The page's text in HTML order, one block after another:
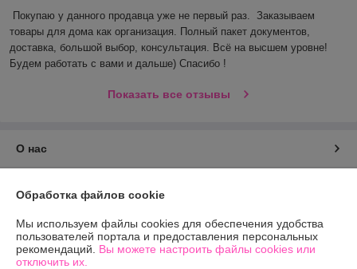
Покупаю у данного продавца уже не первый раз.  Заказываем
товары для дома как организация. Полный пакет документов,
доставка, большой выбор, консультация. Всё на высшем уровне!
Будем работать с вами и дальше) Спасибо !
Показать все отзывы
О нас
Доставка и оплата
График работы
Обработка файлов cookie
Мы используем файлы cookies для обеспечения удобства
пользователей портала и предоставления персональных
рекомендаций. Вы можете настроить файлы cookies или
отключить их.